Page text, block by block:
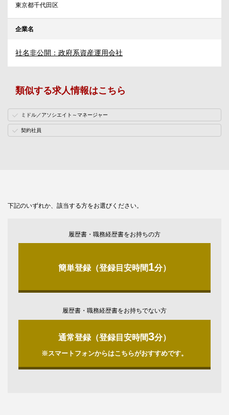
東京都千代田区
企業名
社名非公開：政府系資産運用会社
類似する求人情報はこちら
ミドル／アソシエイト～マネージャー
契約社員
下記のいずれか、該当する方をお選びください。
履歴書・職務経歴書をお持ちの方
簡単登録（登録目安時間1分）
履歴書・職務経歴書をお持ちでない方
通常登録（登録目安時間3分）
※スマートフォンからはこちらがおすすめです。